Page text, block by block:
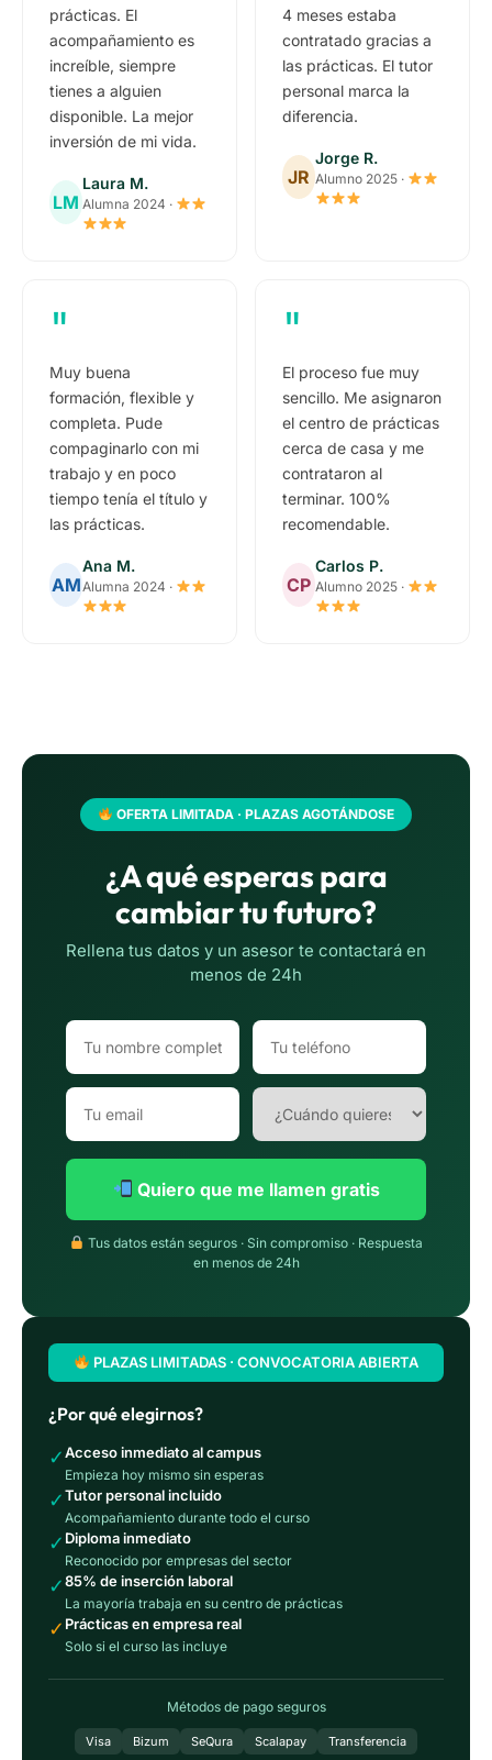
prácticas. El
acompañamiento es
increíble, siempre
tienes a alguien
disponible. La mejor
inversión de mi vida.
LM
Laura M.
Alumna 2024 ·
4 meses estaba
contratado gracias a
las prácticas. El tutor
personal marca la
diferencia.
JR
Jorge R.
Alumno 2025 ·
"
Muy buena
formación, flexible y
completa. Pude
compaginarlo con mi
trabajo y en poco
tiempo tenía el título y
las prácticas.
AM
Ana M.
Alumna 2024 ·
"
El proceso fue muy
sencillo. Me asignaron
el centro de prácticas
cerca de casa y me
contrataron al
terminar. 100%
recomendable.
CP
Carlos P.
Alumno 2025 ·
OFERTA LIMITADA · PLAZAS AGOTÁNDOSE
¿A qué esperas para
cambiar tu futuro?
Rellena tus datos y un asesor te contactará en
menos de 24h
Quiero que me llamen gratis
Tus datos están seguros · Sin compromiso · Respuesta
en menos de 24h
PLAZAS LIMITADAS · CONVOCATORIA ABIERTA
¿Por qué elegirnos?
✓Acceso inmediato al campus
Empieza hoy mismo sin esperas
✓Tutor personal incluido
Acompañamiento durante todo el curso
✓ Diploma inmediato
Reconocido por empresas del sector
✓85% de inserción laboral
La mayoría trabaja en su centro de prácticas
✓ Prácticas en empresa real
Solo si el curso las incluye
Métodos de pago seguros
Visa Bizum SeQura Scalapay Transferencia